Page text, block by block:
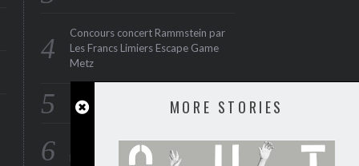
MORE STORIES
Concours concert Rammstein par
Les Francs Limiers Escape Game
Metz
Interview : Serious Black
Thunder en concert à Paris au
Divan du Monde le 15 juin 2015